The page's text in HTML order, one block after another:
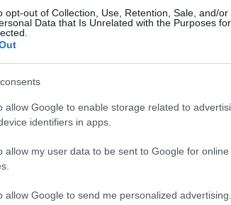
opt-out of Collection, Use, Retention, Sale, and/or
Data that Is Unrelated with the Purposes
allow Google to enable storage related to
identifiers in apps.
allow my user data to be sent to Google for
allow Google to send me personalized advertising.
azt javasolta, minden elsõ osztályú
akkoriban 44 ezresre az Álmok
években a Vörös Ördögök
északi lelátót a nyugati és keleti
stadion otthont adott a 2003-as Bajnokok
sarkok megkapták második szintjüket, a
Rovers látogatásakor jött össze 2007-ben,
változtatás végrehajtásra került az